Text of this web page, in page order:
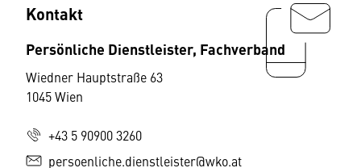
Kontakt
Persönliche Dienstleister, Fachverband
Wiedner Hauptstraße 63
1045 Wien
+43 5 90900 3260
persoenliche.dienstleister@wko.at